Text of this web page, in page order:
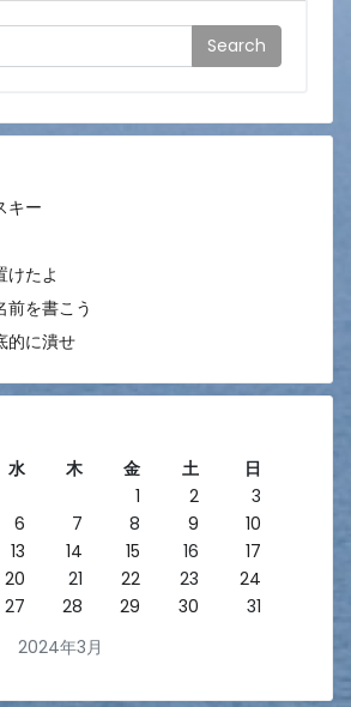
キー
けたよ
前を書こう
的に潰せ
2024年3月
水 木 金 土
日
1
2
3
6 7 8 9
10
13 14 15 16
17
20 21 22 23
24
27 28 29 30 31